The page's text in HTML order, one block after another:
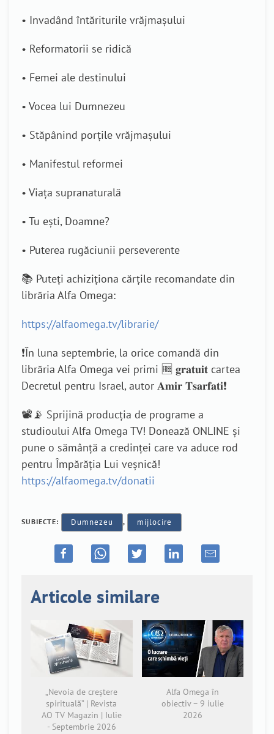
• Invadând întăriturile vrăjmașului
• Reformatorii se ridică
• Femei ale destinului
• Vocea lui Dumnezeu
• Stăpânind porțile vrăjmașului
• Manifestul reformei
• Viața supranaturală
• Tu ești, Doamne?
• Puterea rugăciunii perseverente
📚 Puteți achiziționa cărțile recomandate din
librăria Alfa Omega:
https://alfaomega.tv/librarie/
❗În luna septembrie, la orice comandă din
librăria Alfa Omega vei primi 🆓 𝐠𝐫𝐚𝐭𝐮𝐢𝐭 cartea
Decretul pentru Israel, autor 𝐀𝐦𝐢𝐫 𝐓𝐬𝐚𝐫𝐟𝐚𝐭𝐢❗
📽️📡 Sprijină producția de programe a
studioului Alfa Omega TV! Donează ONLINE și
pune o sămânță a credinței care va aduce rod
pentru Împărăția Lui veșnică!
https://alfaomega.tv/donatii
SUBIECTE: Dumnezeu , mijlocire
Articole similare
„Nevoia de creștere
spirituală” | Revista
AO TV Magazin | Iulie
- Septembrie 2026
Alfa Omega în
obiectiv – 9 iulie
2026